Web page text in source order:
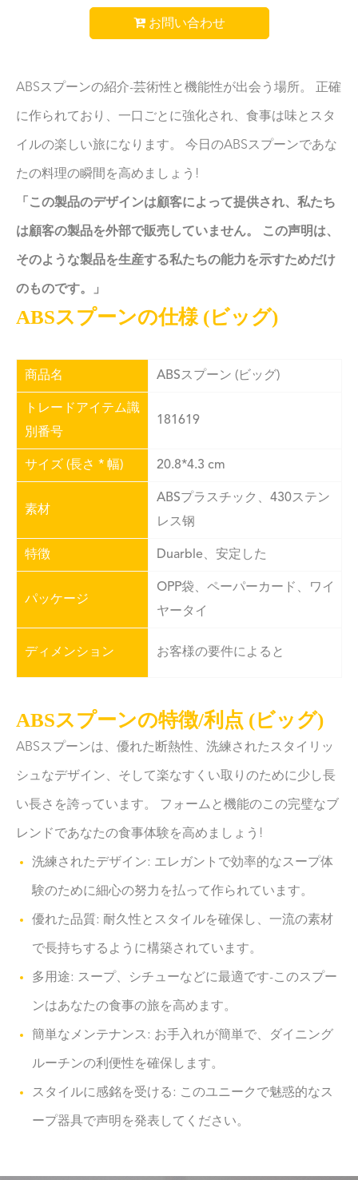
お問い合わせ
ABSスプーンの紹介-芸術性と機能性が出会う場所。 正確
に作られており、一口ごとに強化され、食事は味とスタ
イルの楽しい旅になります。 今日のABSスプーンであな
たの料理の瞬間を高めましょう!
「この製品のデザインは顧客によって提供され、私たち
は顧客の製品を外部で販売していません。 この声明は、
そのような製品を生産する私たちの能力を示すためだけ
のものです。」
ABSスプーンの仕様 (ビッグ)
商品名 ABSスプーン (ビッグ)
トレードアイテム識
別番号
181619
サイズ (長さ * 幅) 20.8*4.3 cm
素材
ABSプラスチック、430ステン
レス钢
特徴 Duarble、安定した
パッケージ
OPP袋、ペーパーカード、ワイ
ヤータイ
ディメンション お客様の要件によると
ABSスプーンの特徴/利点 (ビッグ)
ABSスプーンは、優れた断熱性、洗練されたスタイリッ
シュなデザイン、そして楽なすくい取りのために少し長
い長さを誇っています。 フォームと機能のこの完璧なブ
レンドであなたの食事体験を高めましょう!
洗練されたデザイン: エレガントで効率的なスープ体
験のために細心の努力を払って作られています。
優れた品質: 耐久性とスタイルを確保し、一流の素材
で長持ちするように構築されています。
多用途: スープ、シチューなどに最適です-このスプー
ンはあなたの食事の旅を高めます。
簡単なメンテナンス: お手入れが簡単で、ダイニング
ルーチンの利便性を確保します。
スタイルに感銘を受ける: このユニークで魅惑的なス
ープ器具で声明を発表してください。